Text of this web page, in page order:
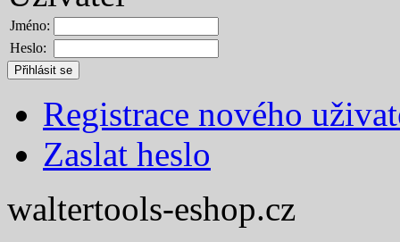
Jméno:
Heslo:
Registrace nového
Zaslat heslo
waltertools-eshop.cz